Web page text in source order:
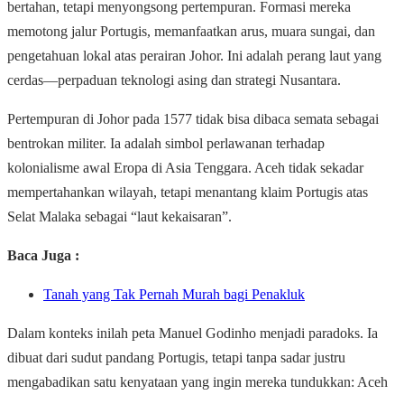
bertahan, tetapi menyongsong pertempuran. Formasi mereka
memotong jalur Portugis, memanfaatkan arus, muara sungai, dan
pengetahuan lokal atas perairan Johor. Ini adalah perang laut yang
cerdas—perpaduan teknologi asing dan strategi Nusantara.
Pertempuran di Johor pada 1577 tidak bisa dibaca semata sebagai
bentrokan militer. Ia adalah simbol perlawanan terhadap
kolonialisme awal Eropa di Asia Tenggara. Aceh tidak sekadar
mempertahankan wilayah, tetapi menantang klaim Portugis atas
Selat Malaka sebagai “laut kekaisaran”.
Baca Juga :
Tanah yang Tak Pernah Murah bagi Penakluk
Dalam konteks inilah peta Manuel Godinho menjadi paradoks. Ia
dibuat dari sudut pandang Portugis, tetapi tanpa sadar justru
mengabadikan satu kenyataan yang ingin mereka tundukkan: Aceh